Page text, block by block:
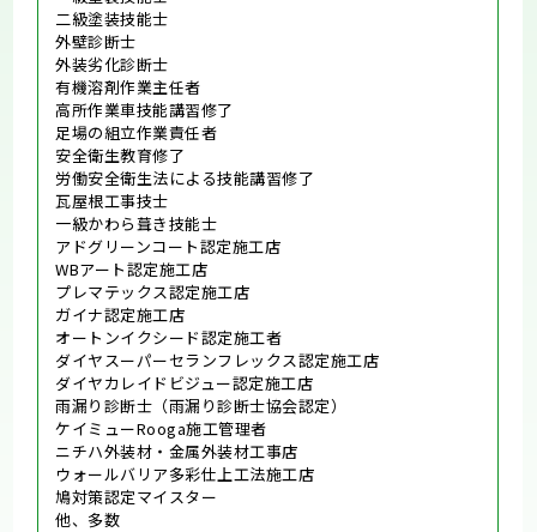
二級塗装技能士
外壁診断士
外装劣化診断士
有機溶剤作業主任者
高所作業車技能講習修了
足場の組立作業責任者
安全衛生教育修了
労働安全衛生法による技能講習修了
瓦屋根工事技士
一級かわら葺き技能士
アドグリーンコート認定施工店
WBアート認定施工店
プレマテックス認定施工店
ガイナ認定施工店
オートンイクシード認定施工者
ダイヤスーパーセランフレックス認定施工店
ダイヤカレイドビジュー認定施工店
雨漏り診断士（雨漏り診断士協会認定）
ケイミューRooga施工管理者
ニチハ外装材・金属外装材工事店
ウォールバリア多彩仕上工法施工店
鳩対策認定マイスター
他、多数